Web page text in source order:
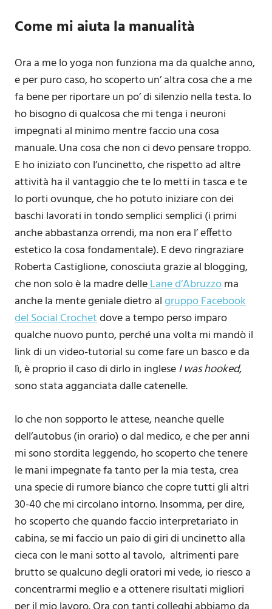
Come mi aiuta la manualità
Ora a me lo yoga non funziona ma da qualche anno,
e per puro caso, ho scoperto un’ altra cosa che a me
fa bene per riportare un po’ di silenzio nella testa. Io
ho bisogno di qualcosa che mi tenga i neuroni
impegnati al minimo mentre faccio una cosa
manuale. Una cosa che non ci devo pensare troppo.
E ho iniziato con l’uncinetto, che rispetto ad altre
attività ha il vantaggio che te lo metti in tasca e te
lo porti ovunque, che ho potuto iniziare con dei
baschi lavorati in tondo semplici semplici (i primi
anche abbastanza orrendi, ma non era l’ effetto
estetico la cosa fondamentale). E devo ringraziare
Roberta Castiglione, conosciuta grazie al blogging,
che non solo è la madre delleLane d’Abruzzoma
anche la mente geniale dietro algruppo Facebook
del Social Crochetdove a tempo perso imparo
qualche nuovo punto, perché una volta mi mandò il
link di un video-tutorial su come fare un basco e da
lì, è proprio il caso di dirlo in ingleseI was hooked,
sono stata agganciata dalle catenelle.
Io che non sopporto le attese, neanche quelle
dell’autobus (in orario) o dal medico, e che per anni
mi sono stordita leggendo, ho scoperto che tenere
le mani impegnate fa tanto per la mia testa, crea
una specie di rumore bianco che copre tutti gli altri
30-40 che mi circolano intorno. Insomma, per dire,
ho scoperto che quando faccio interpretariato in
cabina, se mi faccio un paio di giri di uncinetto alla
cieca con le mani sotto al tavolo, altrimenti pare
brutto se qualcuno degli oratori mi vede, io riesco a
concentrarmi meglio e a ottenere risultati migliori